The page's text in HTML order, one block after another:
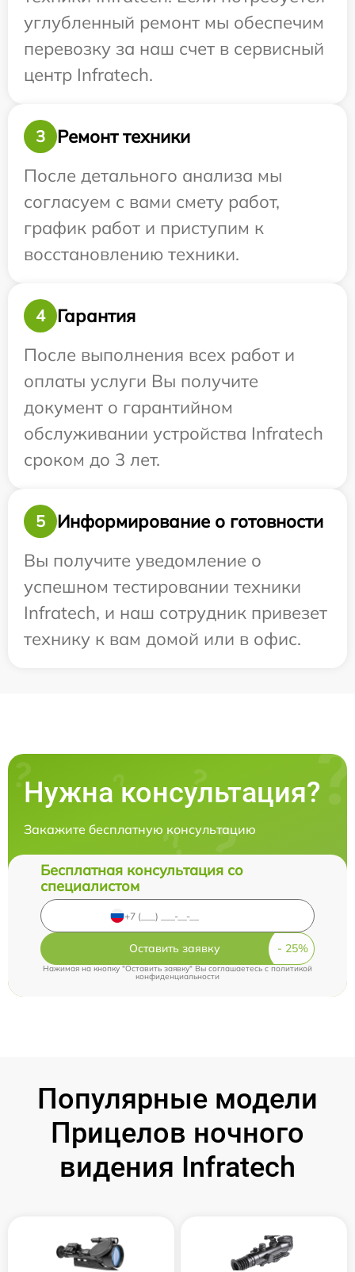
углубленный ремонт мы обеспечим
перевозку за наш счет в сервисный
центр Infratech.
3
Ремонт техники
После детального анализа мы
согласуем с вами смету работ,
график работ и приступим к
восстановлению техники.
4
Гарантия
После выполнения всех работ и
оплаты услуги Вы получите
документ о гарантийном
обслуживании устройства Infratech
сроком до 3 лет.
5
Информирование о готовности
Вы получите уведомление о
успешном тестировании техники
Infratech, и наш сотрудник привезет
технику к вам домой или в офис.
Нужна консультация?
Закажите бесплатную консультацию
Бесплатная консультация со
специалистом
Оставить заявку
Нажимая на кнопку "Оставить заявку" Вы соглашаетесь cполитикой
конфиденциальности
Популярные модели
Прицелов ночного
видения Infratech